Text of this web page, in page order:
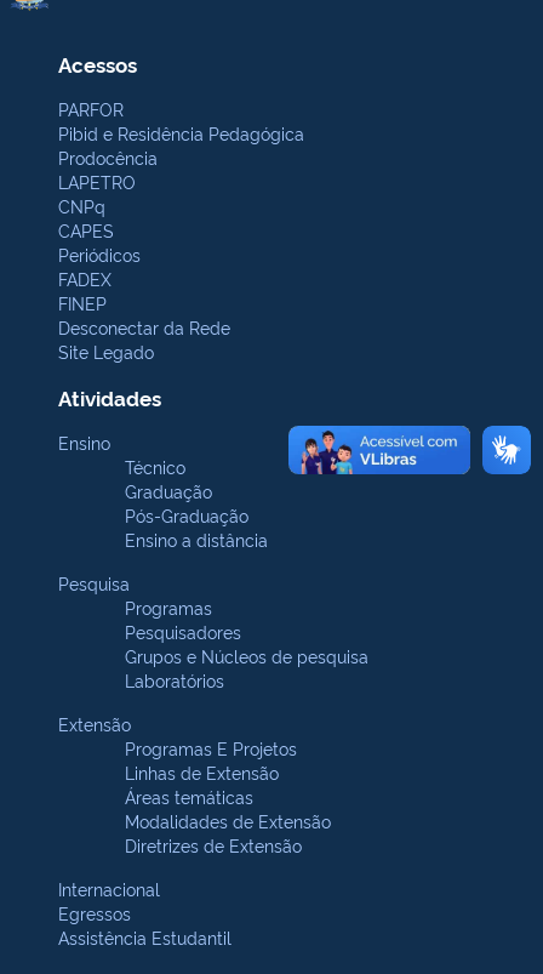
Acessos
PARFOR
Pibid e Residência Pedagógica
Prodocência
LAPETRO
CNPq
CAPES
Periódicos
FADEX
FINEP
Desconectar da Rede
Site Legado
Atividades
Ensino
Técnico
Graduação
Pós-Graduação
Ensino a distância
Pesquisa
Programas
Pesquisadores
Grupos e Núcleos de pesquisa
Laboratórios
Extensão
Programas E Projetos
Linhas de Extensão
Áreas temáticas
Modalidades de Extensão
Diretrizes de Extensão
Internacional
Egressos
Assistência Estudantil